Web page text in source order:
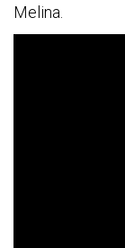
Melina.